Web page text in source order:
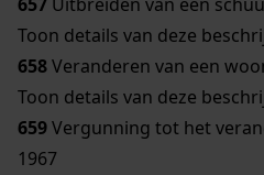
Toon details van deze
658Veranderen van een
Toon details van deze
659Vergunning tot het
1967